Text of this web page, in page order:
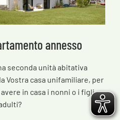
annesso
seconda unità abitativa
Vostra casa unifamiliare, per
in casa i nonni o i figli